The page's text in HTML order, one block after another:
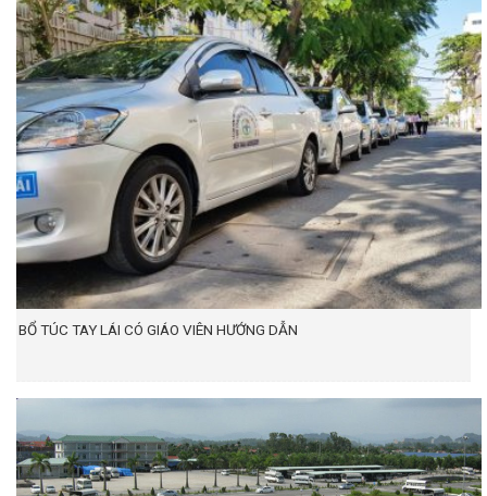
BỔ TÚC TAY LÁI CÓ GIÁO VIÊN HƯỚNG DẪN